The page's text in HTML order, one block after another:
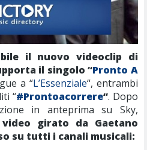
il nuovo videoclip di
il singolo “Pronto A
a “L’Essenziale“, entrambi
“#Prontoacorrere“. Dopo
in anteprima su Sky,
girato da Gaetano
su tutti i canali musicali: